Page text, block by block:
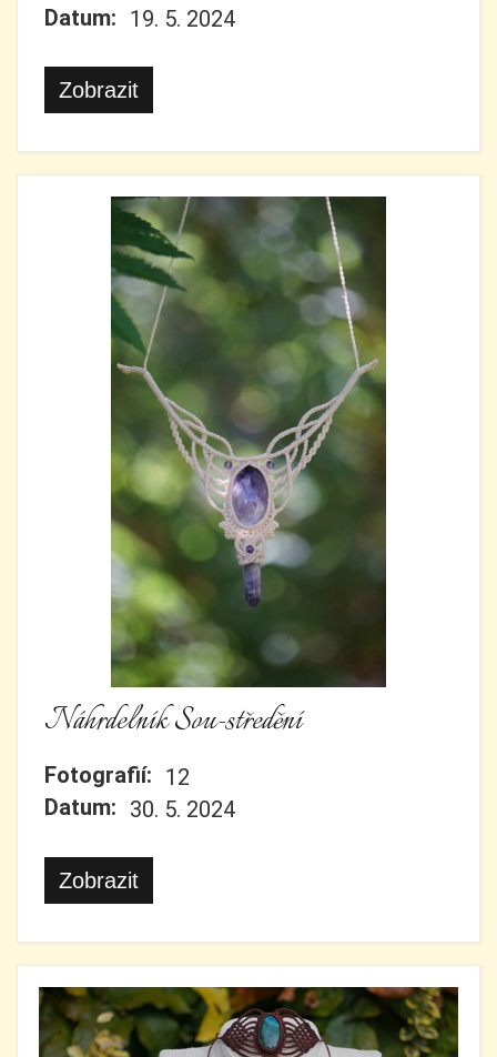
Datum: 19. 5. 2024
Zobrazit
Náhrdelník Sou-středění
Fotografií: 12
Datum: 30. 5. 2024
Zobrazit